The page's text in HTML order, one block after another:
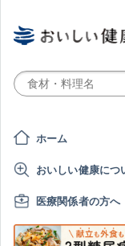
ホーム
おいしい健康につ
医療関係者の方へ